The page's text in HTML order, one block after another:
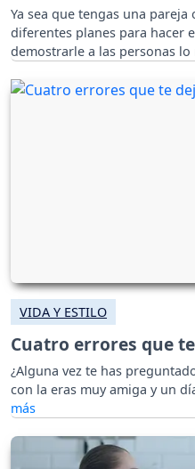
Ya sea que tengas una
diferentes planes para hacer
demostrarle a las personas
VIDA Y ESTILO
Cuatro errores que
¿Alguna vez te has
con la eras muy amiga y un